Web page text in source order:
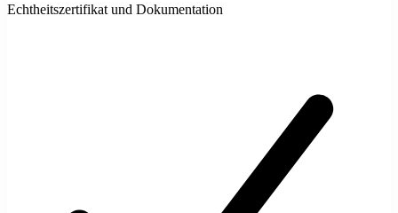
Echtheitszertifikat und Dokumentation